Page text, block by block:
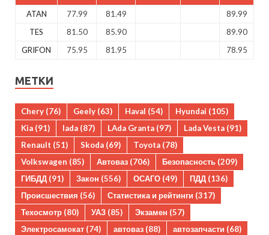
ATAN 77.99 81.49
89.99
TES
81.50 85.90
89.90
GRIFON
75.95 81.95 78.95
МЕТКИ
Chery (76) Geely (63) Haval (54) Hyundai (105)
Kia (91) lada (87) LAda Granta (97) Lada Vesta (91)
Renault (51) Skoda (69) Toyota (78)
Volkswagen (85) Автоваз (706) Безопасность (209)
ГИБДД (91) Закон (556) ОСАГО (49) ПДД (136)
Происшествия (56) Статистика и рейтинги (317)
Техосмотр (80) УАЗ (85) Экзамен (57)
Электросамокат (74) автоваз (88) автозапчасти (68)